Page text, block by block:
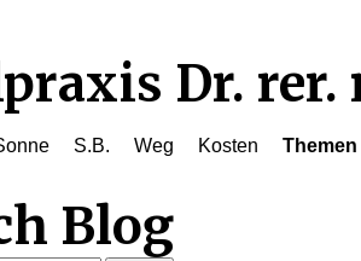
Dr. rer.
S.B. Weg Kosten Themen
Blog